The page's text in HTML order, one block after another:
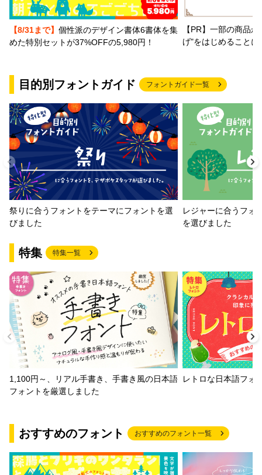
【8/31まで】 個性派のデザイン書体6書体を集
めた特別セットが37%OFFの5,980円！
【PR】一部の商品
げ"をはじめること
目的別フォントガイド フォントガイド一覧
祭りに合うフォントをテーマにフォントを選
びました
レジャーに合うフォ
を選びました
特集 特集一覧
1,100円～、リアル手書き、手書き風の日本語
フォントを厳選しました
レトロな日本語フォ
おすすめのフォント おすすめのフォント一覧